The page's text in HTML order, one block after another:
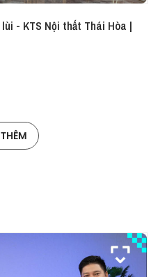
- KTS Nội thất Thái Hòa |